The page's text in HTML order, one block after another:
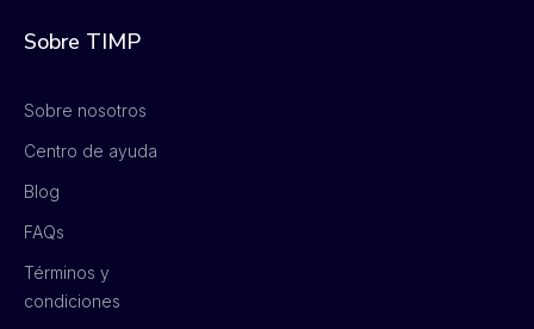
Sobre TIMP
Sobre nosotros
Centro de ayuda
Blog
FAQs
Términos y
condiciones